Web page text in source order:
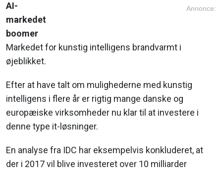
Annonce:
AI-
markedet
boomer
Markedet for kunstig intelligens brandvarmt i
øjeblikket.
Efter at have talt om mulighederne med kunstig
intelligens i flere år er rigtig mange danske og
europæiske virksomheder nu klar til at investere i
denne type it-løsninger.
En analyse fra IDC har eksempelvis konkluderet, at
der i 2017 vil blive investeret over 10 milliarder